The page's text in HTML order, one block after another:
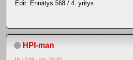
Edit: Ennätys 568 / 4. yritys
HPI-man